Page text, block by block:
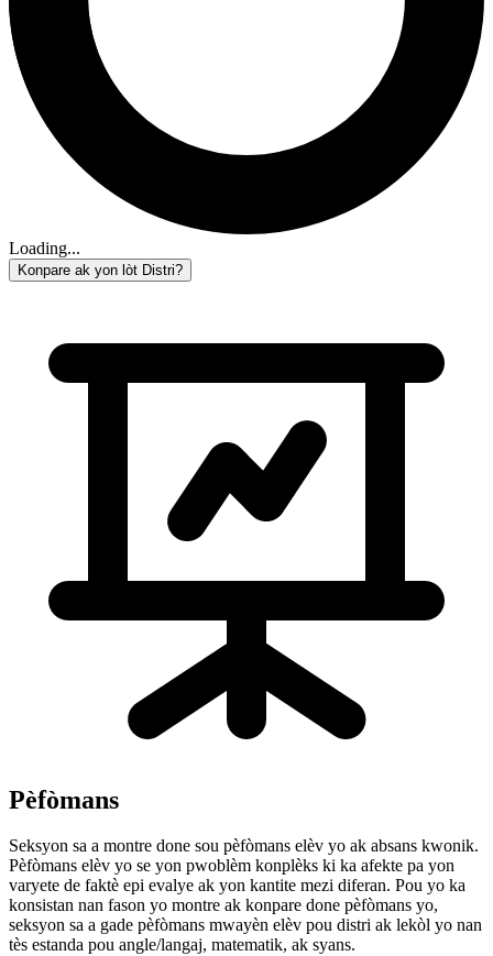
Loading...
Konpare ak yon lòt Distri?
Pèfòmans
Seksyon sa a montre done sou pèfòmans elèv yo ak absans kwonik.
Pèfòmans elèv yo se yon pwoblèm konplèks ki ka afekte pa yon
varyete de faktè epi evalye ak yon kantite mezi diferan. Pou yo ka
konsistan nan fason yo montre ak konpare done pèfòmans yo,
seksyon sa a gade pèfòmans mwayèn elèv pou distri ak lekòl yo nan
tès estanda pou angle/langaj, matematik, ak syans.